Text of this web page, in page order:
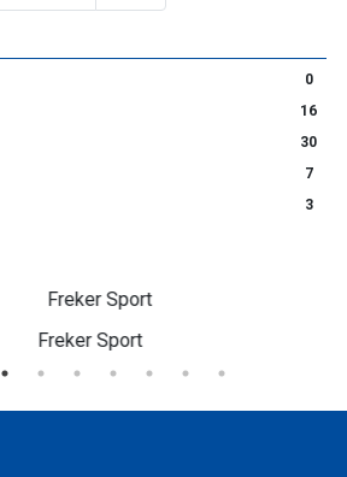
0
16
30
7
3
Freker Sport